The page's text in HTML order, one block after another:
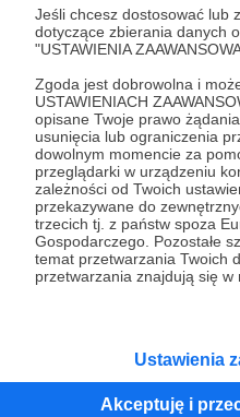
Jeśli chcesz dostosować lub
dotyczące zbierania danych
"USTAWIENIA
Zgoda jest dobrowolna i
USTAWIENIACH
opisane Twoje prawo
usunięcia lub ograniczenia
dowolnym momencie za
przeglądarki w urządzeniu
zależności od Twoich
przekazywane do
trzecich tj. z państw spoza
Gospodarczego. Pozostałe
temat przetwarzania Twoich
przetwarzania znajdują się w
Ustawienia
Akceptuję i
Kategorie
O Patronite
Dodatkowe produkty
Pomoc
RegulaminPolityka
Unia